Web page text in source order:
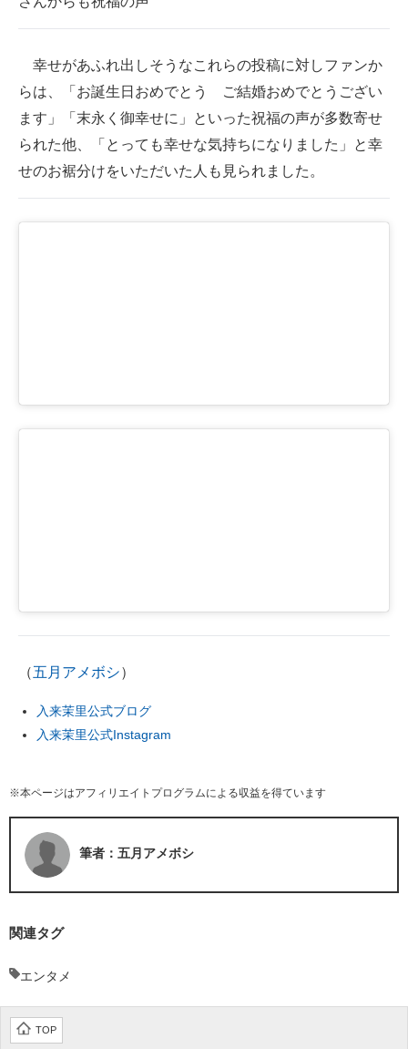
幸せがあふれ出しそうなこれらの投稿に対しファンか
らは、「お誕生日おめでとう ご結婚おめでとうござい
ます」「末永く御幸せに」といった祝福の声が多数寄せ
られた他、「とっても幸せな気持ちになりました」と幸
せのお裾分けをいただいた人も見られました。
（五月アメボシ）
入来茉里公式ブログ
入来茉里公式Instagram
※本ページはアフィリエイトプログラムによる収益を得ています
筆者：五月アメボシ
関連タグ
エンタメ
TOP